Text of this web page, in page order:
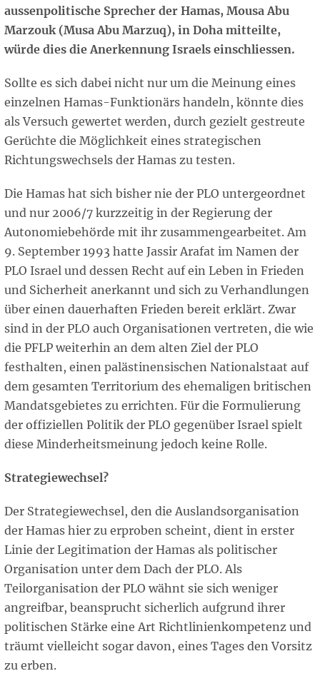
aussenpolitische Sprecher der Hamas, Mousa Abu
Marzouk (Musa Abu Marzuq), in Doha mitteilte,
würde dies die Anerkennung Israels einschliessen.
Sollte es sich dabei nicht nur um die Meinung eines
einzelnen Hamas-Funktionärs handeln, könnte dies
als Versuch gewertet werden, durch gezielt gestreute
Gerüchte die Möglichkeit eines strategischen
Richtungswechsels der Hamas zu testen.
Die Hamas hat sich bisher nie der PLO untergeordnet
und nur 2006/7 kurzzeitig in der Regierung der
Autonomiebehörde mit ihr zusammengearbeitet. Am
9. September 1993 hatte Jassir Arafat im Namen der
PLO Israel und dessen Recht auf ein Leben in Frieden
und Sicherheit anerkannt und sich zu Verhandlungen
über einen dauerhaften Frieden bereit erklärt. Zwar
sind in der PLO auch Organisationen vertreten, die wie
die PFLP weiterhin an dem alten Ziel der PLO
festhalten, einen palästinensischen Nationalstaat auf
dem gesamten Territorium des ehemaligen britischen
Mandatsgebietes zu errichten. Für die Formulierung
der offiziellen Politik der PLO gegenüber Israel spielt
diese Minderheitsmeinung jedoch keine Rolle.
Strategiewechsel?
Der Strategiewechsel, den die Auslandsorganisation
der Hamas hier zu erproben scheint, dient in erster
Linie der Legitimation der Hamas als politischer
Organisation unter dem Dach der PLO. Als
Teilorganisation der PLO wähnt sie sich weniger
angreifbar, beansprucht sicherlich aufgrund ihrer
politischen Stärke eine Art Richtlinienkompetenz und
träumt vielleicht sogar davon, eines Tages den Vorsitz
zu erben.